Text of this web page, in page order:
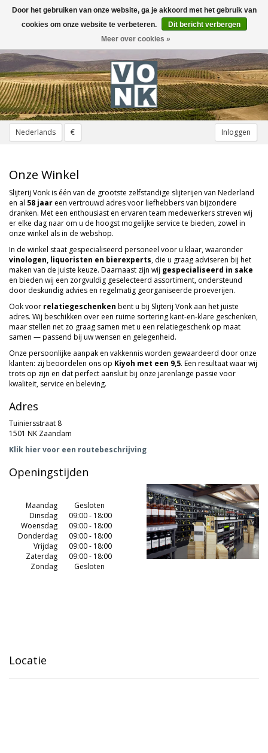
Nederlands € Inloggen
Toggle
navigation
Onze Winkel
Slijterij Vonk is één van de grootste zelfstandige slijterijen van Nederland
en al 58 jaar een vertrouwd adres voor liefhebbers van bijzondere
dranken. Met een enthousiast en ervaren team medewerkers streven wij
er elke dag naar om u de hoogst mogelijke service te bieden, zowel in
onze winkel als in de webshop.
In de winkel staat gespecialiseerd personeel voor u klaar, waaronder
vinologen, liquoristen en bierexperts, die u graag adviseren bij het
maken van de juiste keuze. Daarnaast zijn wij gespecialiseerd in sake
en bieden wij een zorgvuldig geselecteerd assortiment, ondersteund
door deskundig advies en regelmatig georganiseerde proeverijen.
Ook voor relatiegeschenken bent u bij Slijterij Vonk aan het juiste
adres. Wij beschikken over een ruime sortering kant-en-klare geschenken,
maar stellen net zo graag samen met u een relatiegeschenk op maat
samen — passend bij uw wensen en gelegenheid.
Onze persoonlijke aanpak en vakkennis worden gewaardeerd door onze
klanten: zij beoordelen ons op Kiyoh met een 9,5. Een resultaat waar wij
trots op zijn en dat perfect aansluit bij onze jarenlange passie voor
kwaliteit, service en beleving.
Adres
Tuiniersstraat 8
1501 NK Zaandam
Klik hier voor een routebeschrijving
Openingstijden
Maandag
Gesloten
Dinsdag
09:00 - 18:00
Woensdag
09:00 - 18:00
Donderdag
09:00 - 18:00
Vrijdag
09:00 - 18:00
Zaterdag
09:00 - 18:00
Zondag
Gesloten
Locatie
Door het gebruiken van onze website, ga je akkoord met het gebruik van
cookies om onze website te verbeteren.
Dit bericht verbergen
Meer over cookies »